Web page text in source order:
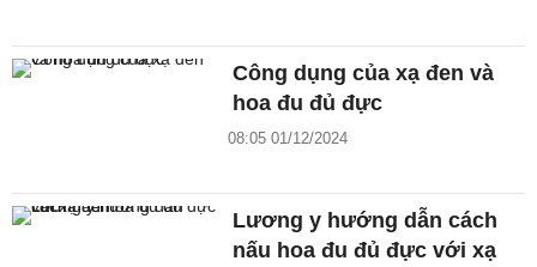
Công dụng của xạ đen và
hoa đu đủ đực
08:05 01/12/2024
Lương y hướng dẫn cách
nấu hoa đu đủ đực với xạ